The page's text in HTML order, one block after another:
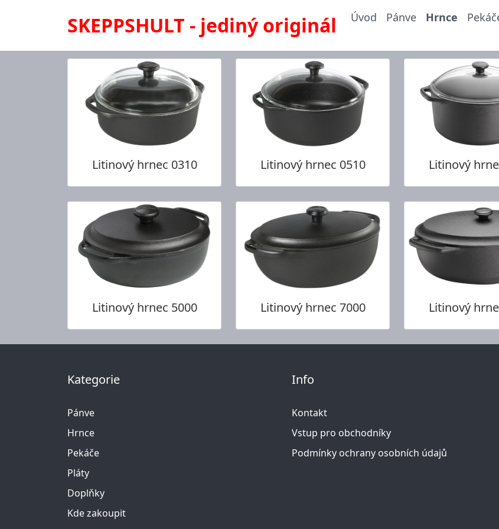
SKEPPSHULT - jediný originál Úvod Pánve Hrnce
Litinový hrnec 0310 Litinový hrnec 0510 Litinový
Litinový hrnec 5000 Litinový hrnec 7000 Litinový
Kategorie
Pánve
Hrnce
Pekáče
Pláty
Doplňky
Kde zakoupit
Info
Kontakt
Vstup pro obchodníky
Podmínky ochrany osobních údajů